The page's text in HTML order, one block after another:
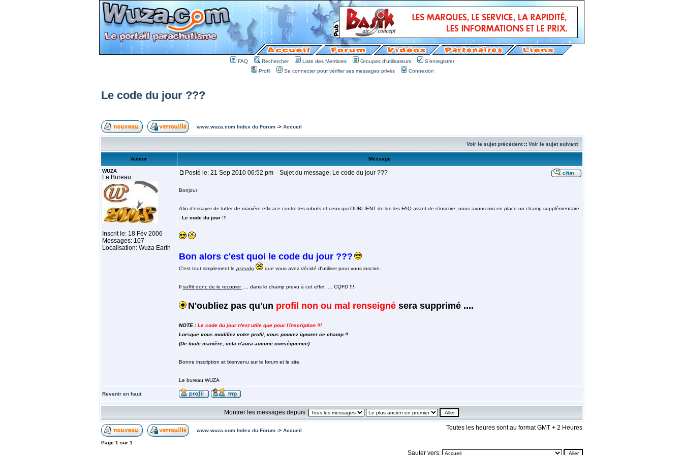
FAQ Rechercher Liste des Membres Groupes d'utilisateurs
S'enregistrer
Profil
Se connecter pour vérifier ses messages privés Connexion
Le code du jour ???
www.wuza.com Index du Forum-> Accueil
Voir le sujet précédent:: Voir le sujet suivant
Auteur Message
WUZA
Le Bureau
Inscrit le: 18 Fév 2006
Messages: 107
Localisation: Wuza Earth
Posté le: 21 Sep 2010 06:52 pm Sujet du message: Le code du jour ???
Bonjour
Afin d'essayer de lutter de manière efficace contre les robots et ceux qui OUBLIENT de lire les FAQ avant de s'inscrire, nous avons mis en place un champ supplémentaire
: Le code du jour !!!
Bon alors c'est quoi le code du jour ???
C'est tout simplement le pseudo que vous avez décidé d'utiliser pour vous inscrire.
Il suffit donc de le recopier .... dans le champ prevu à cet effet .... CQFD !!!
N'oubliez pas qu'un profil non ou mal renseigné sera supprimé ....
NOTE : Le code du jour n'est utile que pour l'inscription !!!
Lorsque vous modifiez votre profil, vous pouvez ignorer ce champ !!
(De toute manière, cela n'aura aucune conséquence)
Bonne inscription et bienvenu sur le forum et le site.
Le bureau WUZA
Revenir en haut
Montrer les messages depuis:
www.wuza.com Index du Forum-> Accueil Toutes les heures sont au format GMT + 2 Heures
Page 1 sur 1
Sauter vers: